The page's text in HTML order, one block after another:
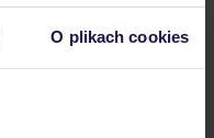
O plikach cookies